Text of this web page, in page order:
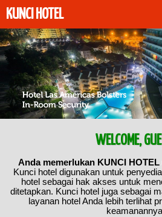
KUNCI HOTEL
WELCOME,
Anda memerlukan KUNCI
Kunci hotel digunakan untuk
hotel sebagai hak akses untuk
ditetapkan. Kunci hotel juga sebagai
layanan hotel Anda lebih terlihat